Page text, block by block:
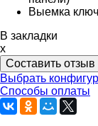
Выемка
В закладки
x
Составить отзыв
Выбрать
Способы оплаты